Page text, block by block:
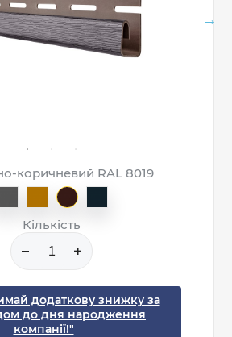
коричневий RAL 8019
Кількість
додаткову знижку за
до дня народження
компанії!"